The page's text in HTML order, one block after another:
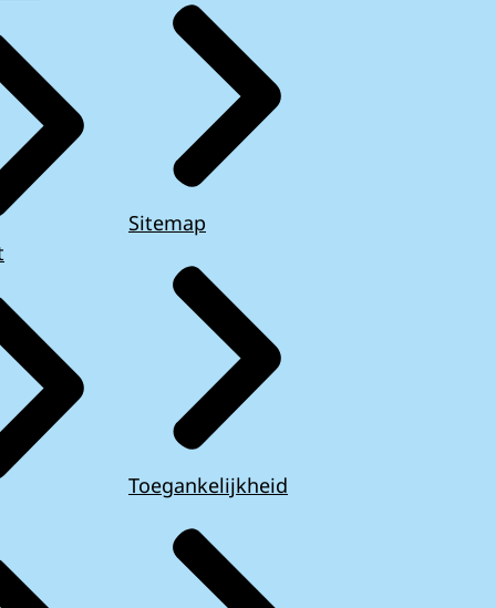
Sitemap
Toegankelijkheid